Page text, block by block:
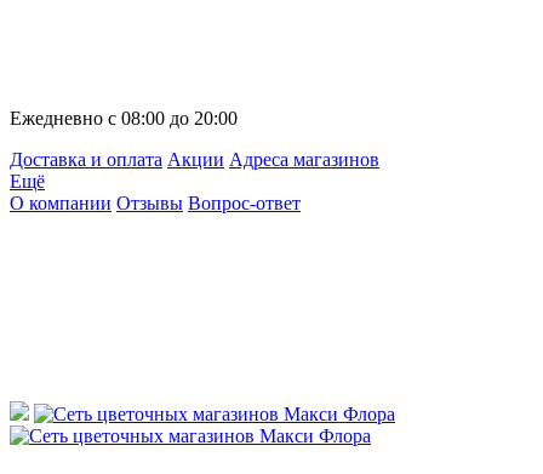
Ежедневно с 08:00 до 20:00
Доставка и оплата Акции Адреса магазинов
Ещё
О компании Отзывы Вопрос-ответ